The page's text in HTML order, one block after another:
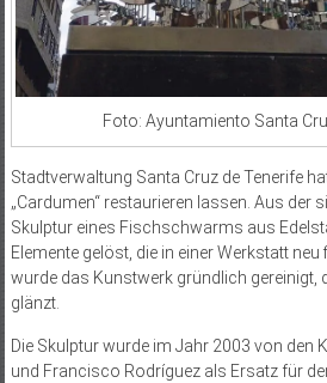
Foto: Ayuntamiento Santa
Stadtverwaltung Santa Cruz de Tenerife
„Cardumen“ restaurieren lassen. Aus der
Skulptur eines Fischschwarms aus
Elemente gelöst, die in einer Werkstatt
wurde das Kunstwerk gründlich gereinigt,
glänzt.
Die Skulptur wurde im Jahr 2003 von den
und Francisco Rodríguez als Ersatz für